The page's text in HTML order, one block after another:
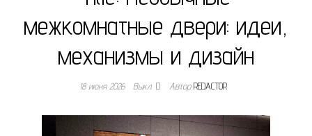
межкомнатные двери: идеи,
механизмы и дизайн
18 июня 2026 Выкл. АвторREDACTOR